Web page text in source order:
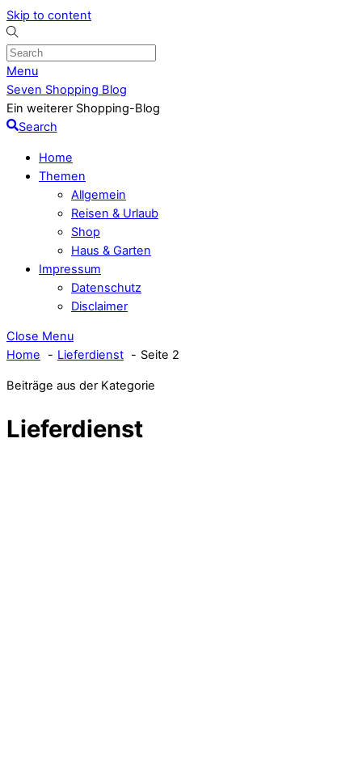
Skip to content
Menu
Seven Shopping Blog
Ein weiterer Shopping-Blog
Search
Home
Themen
Allgemein
Reisen & Urlaub
Shop
Haus & Garten
Impressum
Datenschutz
Disclaimer
Close Menu
Home
Lieferdienst Seite 2
Beiträge aus der Kategorie
Lieferdienst